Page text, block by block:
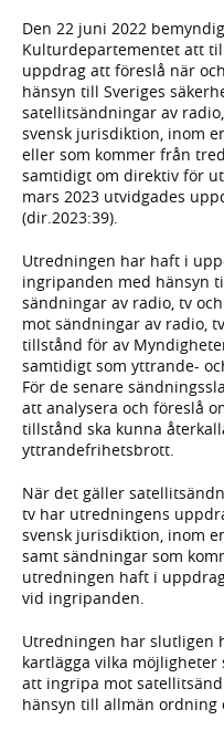
Den 22 juni 2022
Kulturdepartementet att
uppdrag att föreslå när
hänsyn till Sveriges
satellitsändningar av
svensk jurisdiktion, inom
eller som kommer från
samtidigt om direktiv för
mars 2023 utvidgades
(dir.2023:39).
Utredningen har haft i
ingripanden med hänsyn
sändningar av radio, tv
mot sändningar av radio,
tillstånd för av
samtidigt som yttrande-
För de senare
att analysera och föreslå
tillstånd ska kunna
yttrandefrihetsbrott.
När det gäller
tv har utredningens
svensk jurisdiktion, inom
samt sändningar som
utredningen haft i
vid ingripanden.
Utredningen har
kartlägga vilka möjligheter
att ingripa mot
hänsyn till allmän ordning